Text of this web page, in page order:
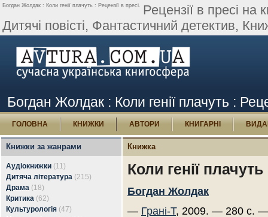
Богдан Жолдак : Коли генії плачуть : Рецензії в пресі. Рецензії в пресі
Дитячі повісті, Фантастичний детектив,
Богдан Жолдак : Коли генії плачуть :
ГОЛОВНА КНИЖКИ АВТОРИ КНИГАРНІ
Книжки за жанрами
Аудіокнижки (11)
Дитяча література (215)
Драма (18)
Критика (62)
Культурологія (47)
Книжка
Коли генії плачуть
Богдан Жолдак
— Грані-Т, 2009. — 280 с. —